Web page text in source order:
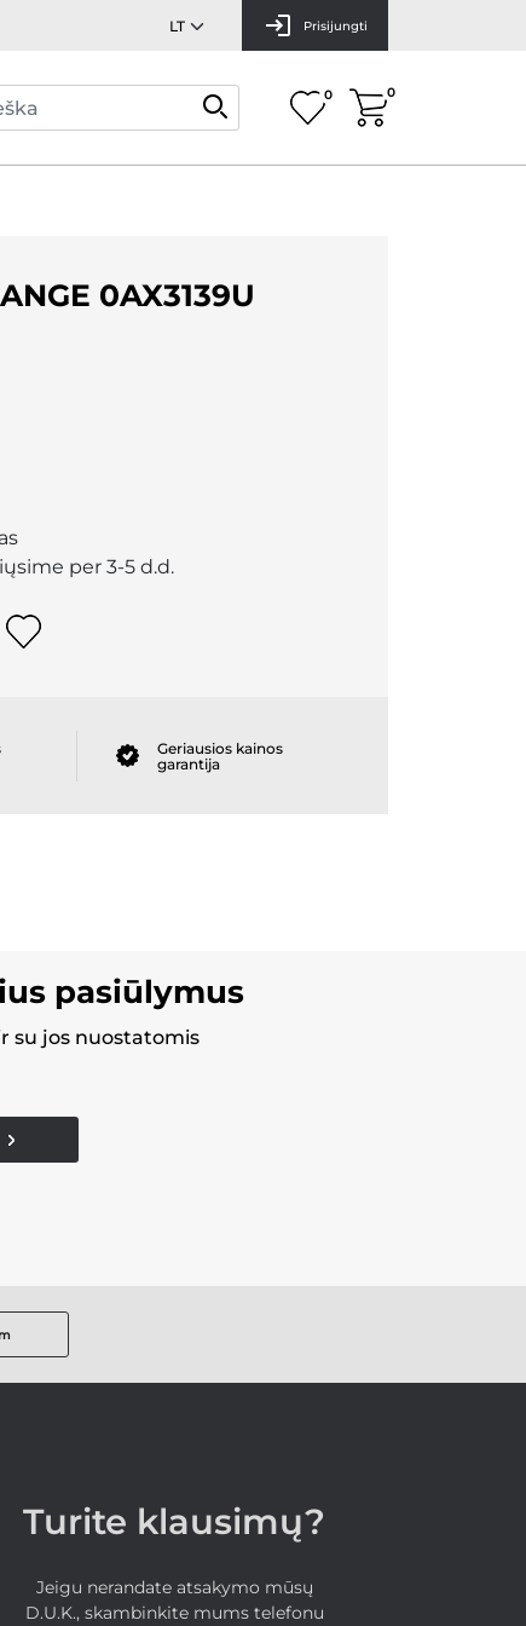
Prisijungti
0 0
0AX3139U
per 3-5 d.d.
Geriausios kainos
garantija
pasiūlymus
su jos nuostatomis
Turite klausimų?
Jeigu nerandate atsakymo mūsų
D.U.K., skambinkite mums telefonu